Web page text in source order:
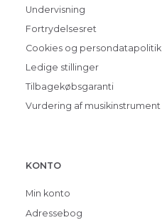
Undervisning
Fortrydelsesret
Cookies og persondatapolitik
Ledige stillinger
Tilbagekøbsgaranti
Vurdering af musikinstrument
KONTO
Min konto
Adressebog